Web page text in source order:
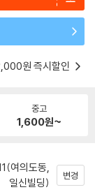
원 즉시할인
중고
1,600원~
여의도동,
일신빌딩)
변경